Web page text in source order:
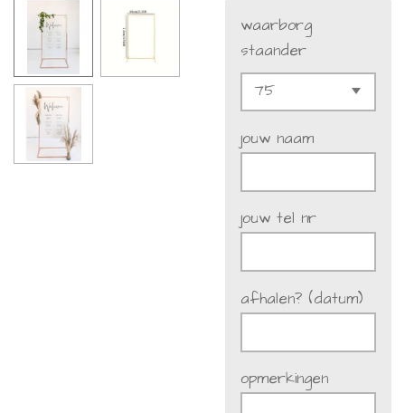
waarborg
staander
jouw naam
jouw tel nr
afhalen? (datum)
opmerkingen